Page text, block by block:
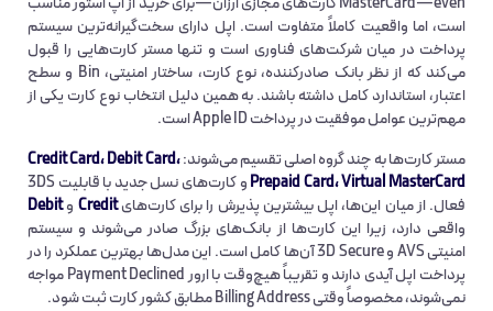
است، اما واقعیت کاملاً متفاوت است. اپل دارای سخت‌گیرانه‌ترین سیستم
پرداخت در میان شرکت‌های فناوری است و تنها مستر کارت‌هایی را قبول
می‌کند که از نظر بانک صادرکننده، نوع کارت، ساختار امنیتی، Bin و سطح
اعتبار، استاندارد کامل داشته باشند. به همین دلیل انتخاب نوع کارت یکی از
مهم‌ترین عوامل موفقیت در پرداخت Apple ID است.
مستر کارت‌ها به چند گروه اصلی تقسیم می‌شوند:Credit Card، Debit Card،
Prepaid Card، Virtual MasterCard
و کارت‌های نسل جدید با قابلیت 3DS
فعال. از میان این‌ها، اپل بیشترین پذیرش را برای کارت‌هایCredit وDebit
واقعی دارد، زیرا این کارت‌ها از بانک‌های بزرگ صادر می‌شوند و سیستم
امنیتی AVS و 3D Secure آن‌ها کامل است. این مدل‌ها بهترین عملکرد را در
پرداخت اپل آیدی دارند و تقریباً هیچ‌وقت با ارور Payment Declined مواجه
نمی‌شوند، مخصوصاً وقتی Billing Address مطابق کشور کارت ثبت شود.